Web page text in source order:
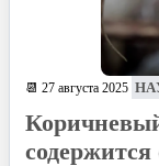
📆 27 августа 2025